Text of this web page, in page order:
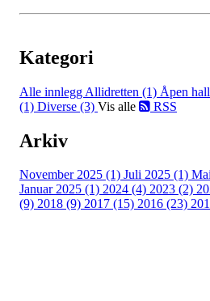
Kategori
Alle innlegg Allidretten (1) Åpen
(1) Diverse (3) Vis alle RSS
Arkiv
November 2025 (1) Juli 2025 (1)
Januar 2025 (1) 2024 (4) 2023 (2)
(9) 2018 (9) 2017 (15) 2016 (23)